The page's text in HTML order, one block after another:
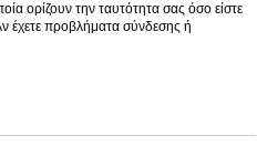
ορίζουν την ταυτότητα σας όσο είστε
έχετε προβλήματα σύνδεσης ή